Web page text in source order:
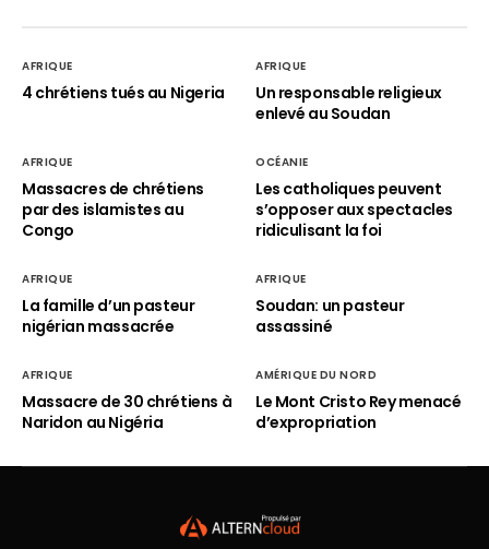
AFRIQUE
4 chrétiens tués au Nigeria
AFRIQUE
Un responsable religieux
enlevé au Soudan
AFRIQUE
Massacres de chrétiens
par des islamistes au
Congo
OCÉANIE
Les catholiques peuvent
s’opposer aux spectacles
ridiculisant la foi
AFRIQUE
La famille d’un pasteur
nigérian massacrée
AFRIQUE
Soudan: un pasteur
assassiné
AFRIQUE
Massacre de 30 chrétiens à
Naridon au Nigéria
AMÉRIQUE DU NORD
Le Mont Cristo Rey menacé
d’expropriation